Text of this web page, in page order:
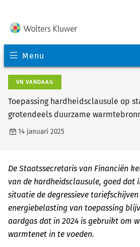
Menu
VN VANDAAG
Toepassing hardheidsclausule op
grotendeels duurzame
14 januari 2025
De Staatssecretaris van Financiën
van de hardheidsclausule, goed dat
situatie de degressieve
energiebelasting van toepassing
aardgas dat in 2024 is gebruikt om
warmtenet in te voeden.